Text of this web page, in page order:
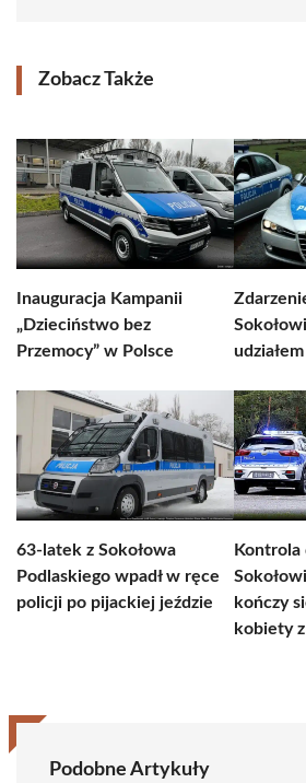
Zobacz Także
Inauguracja Kampanii
„Dzieciństwo bez
Przemocy” w Polsce
63-latek z Sokołowa
Podlaskiego wpadł w ręce
policji po pijackiej jeździe
kończy
kobiety
Podobne Artykuły